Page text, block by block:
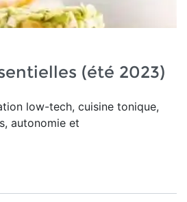
(été 2023)
low-tech, cuisine tonique,
autonomie et